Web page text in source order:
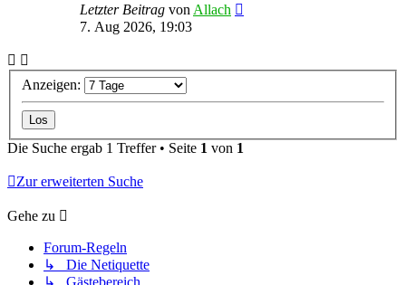
Letzter Beitrag vonAllach
7. Aug 2026, 19:03
Anzeigen:
Die Suche ergab 1 Treffer • Seite 1 von 1
Zur erweiterten Suche
Gehe zu
Forum-Regeln
↳ Die Netiquette
↳ Gästebereich